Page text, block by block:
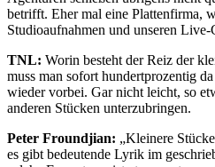
betrifft. Eher mal eine Plattenfirma,
Studioaufnahmen und unseren
TNL: Worin besteht der Reiz der
muss man sofort hundertprozentig
wieder vorbei. Gar nicht leicht, so
anderen Stücken unterzubringen.
Peter Froundjian: „Kleinere
es gibt bedeutende Lyrik im